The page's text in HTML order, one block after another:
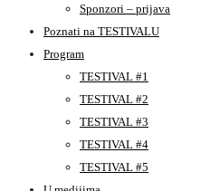
Sponzori – prijava
Poznati na TESTIVALU
Program
TESTIVAL #1
TESTIVAL #2
TESTIVAL #3
TESTIVAL #4
TESTIVAL #5